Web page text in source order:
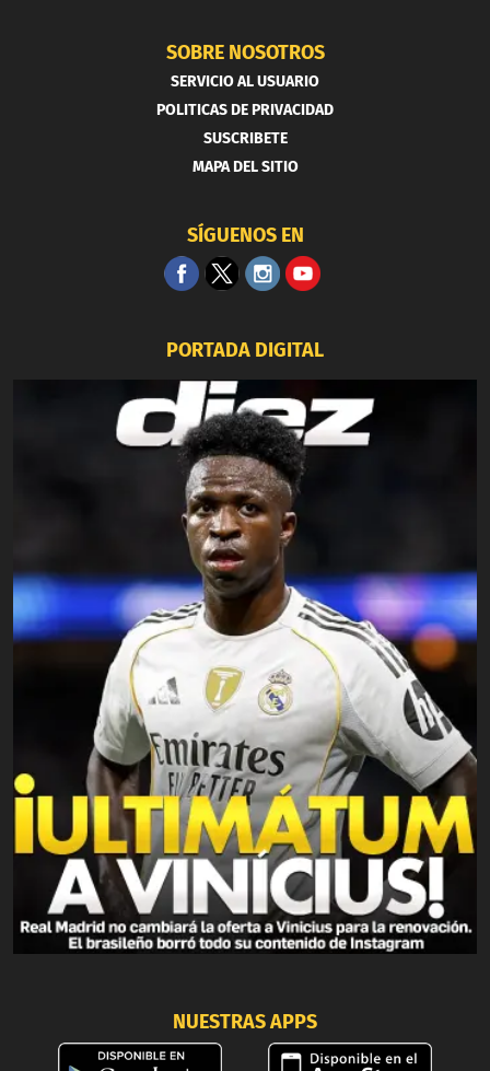
SOBRE NOSOTROS
SERVICIO AL USUARIO
POLITICAS DE PRIVACIDAD
SUSCRIBETE
MAPA DEL SITIO
SÍGUENOS EN
PORTADA DIGITAL
NUESTRAS APPS